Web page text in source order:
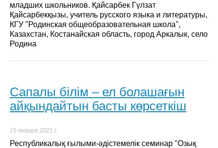
младших школьников. Қайсарбек Гүлзат
Қайсарбекқызы, учитель русского языка и литературы,
КГУ "Родинская общеобразовательная школа",
Казахстан, Костанайская область, город Аркалык, село
Родина
Сапалы білім – ел болашағын
айқындайтын басты көрсеткіш
15 января 2021 г.
Республикалық ғылыми-әдістемелік семинар "Озық